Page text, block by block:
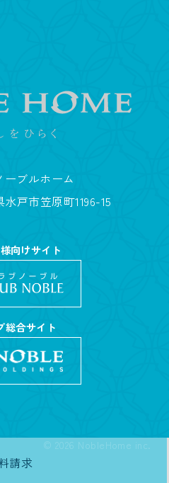
ブルホーム
戸市笠原町1196-15
向けサイト
総合サイト
© 2026 NobleHome inc.
請求